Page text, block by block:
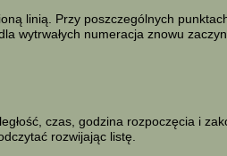
linią. Przy poszczególnych
wytrwałych numeracja znowu
czas, godzina rozpoczęcia i
rozwijając listę.